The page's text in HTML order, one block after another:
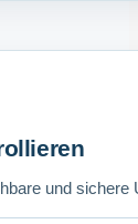
und sichere